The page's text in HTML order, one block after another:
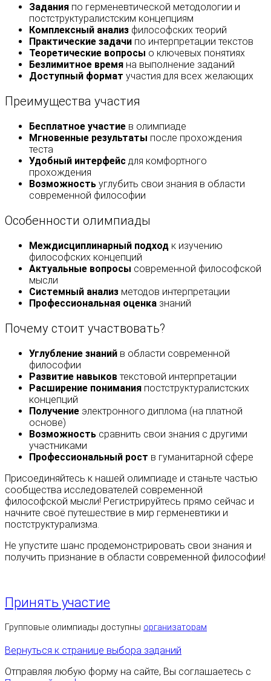
Задания по герменевтической методологии и
постструктуралистским концепциям
Комплексный анализ философских теорий
Практические задачи по интерпретации текстов
Теоретические вопросы о ключевых понятиях
Безлимитное время на выполнение заданий
Доступный формат участия для всех желающих
Преимущества участия
Бесплатное участие в олимпиаде
Мгновенные результаты после прохождения
теста
Удобный интерфейс для комфортного
прохождения
Возможность углубить свои знания в области
современной философии
Особенности олимпиады
Междисциплинарный подход к изучению
философских концепций
Актуальные вопросы современной философской
мысли
Системный анализ методов интерпретации
Профессиональная оценка знаний
Почему стоит участвовать?
Углубление знаний в области современной
философии
Развитие навыков текстовой интерпретации
Расширение понимания постструктуралистских
концепций
Получение электронного диплома (на платной
основе)
Возможность сравнить свои знания с другими
участниками
Профессиональный рост в гуманитарной сфере
Присоединяйтесь к нашей олимпиаде и станьте частью
сообщества исследователей современной
философской мысли! Регистрируйтесь прямо сейчас и
начните своё путешествие в мир герменевтики и
постструктурализма.
Не упустите шанс продемонстрировать свои знания и
получить признание в области современной философии!
Принять участие
Групповые олимпиады доступны организаторам
Вернуться к странице выбора заданий
Отправляя любую форму на сайте, Вы соглашаетесь с